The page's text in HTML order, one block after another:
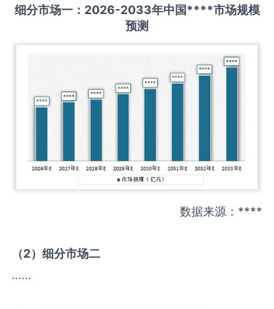
细分市场一： 2026-2033年中国****市场规模
预测
数据来源：****
（2）细分市场二
……